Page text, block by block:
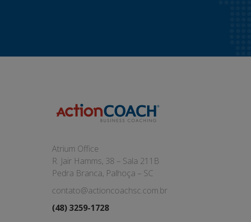
Atrium Office
R. Jair Hamms, 38 – Sala 211B
Pedra Branca, Palhoça – SC
contato@actioncoachsc.com.br
(48) 3259-1728